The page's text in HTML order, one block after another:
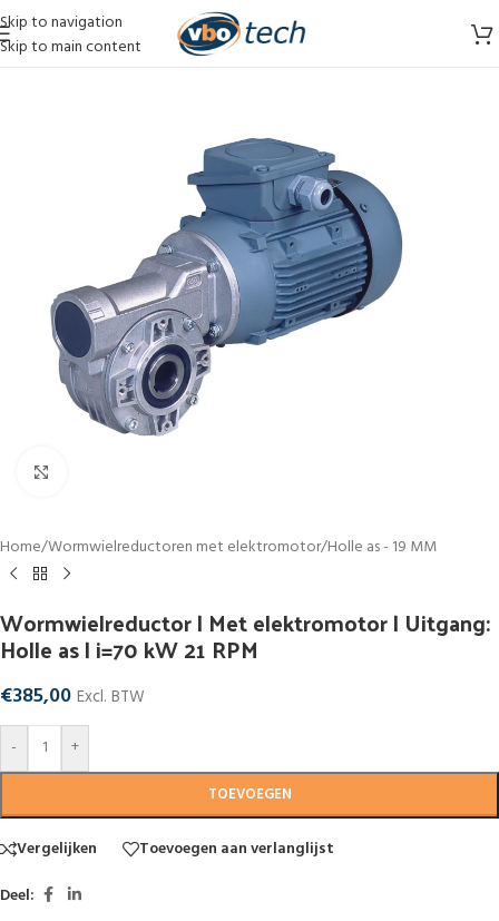
Skip to navigation
Skip to main content
Home/Wormwielreductoren met elektromotor/Holle as - 19 MM
Wormwielreductor | Met elektromotor | Uitgang:
Holle as | i=70 kW 21 RPM
€385,00 Excl. BTW
-
+
TOEVOEGEN
Vergelijken
Toevoegen aan verlanglijst
Deel: